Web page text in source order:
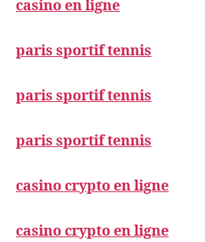
casino en ligne
paris sportif tennis
paris sportif tennis
paris sportif tennis
casino crypto en ligne
casino crypto en ligne